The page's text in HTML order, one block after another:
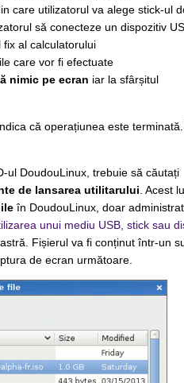
care utilizatorul va alege stick-ul
să conecteze un dispozitiv
al calculatorului
care vor fi efectuate
nimic pe ecran iar la sfârșitul
că operațiunea este
ul DoudouLinux, trebuie să căutați
de lansarea utilitarului . Acest
în DoudouLinux, doar
unui mediu USB, stick sau
Fișierul va fi conținut într-un
de ecran următoare.